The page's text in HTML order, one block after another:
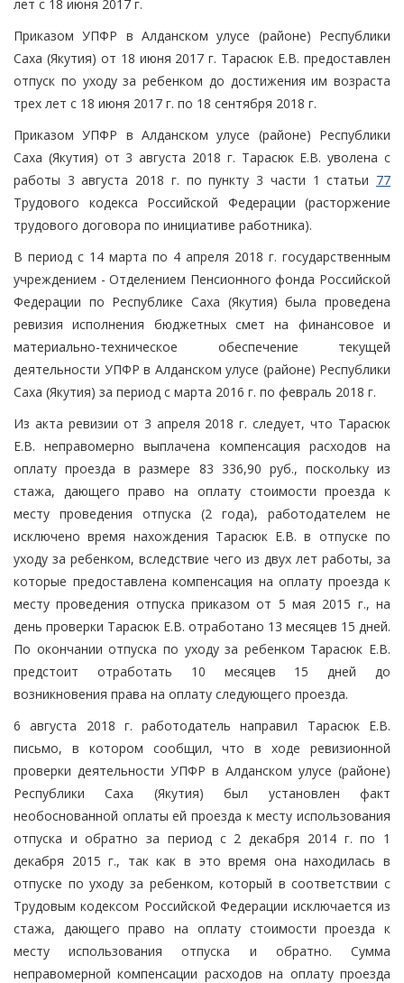
лет с 18 июня 2017 г.
Приказом УПФР в Алданском улусе (районе) Республики
Саха (Якутия) от 18 июня 2017 г. Тарасюк Е.В. предоставлен
отпуск по уходу за ребенком до достижения им возраста
трех лет с 18 июня 2017 г. по 18 сентября 2018 г.
Приказом УПФР в Алданском улусе (районе) Республики
Саха (Якутия) от 3 августа 2018 г. Тарасюк Е.В. уволена с
работы 3 августа 2018 г. по пункту 3 части 1 статьи 77
Трудового кодекса Российской Федерации (расторжение
трудового договора по инициативе работника).
В период с 14 марта по 4 апреля 2018 г. государственным
учреждением - Отделением Пенсионного фонда Российской
Федерации по Республике Саха (Якутия) была проведена
ревизия исполнения бюджетных смет на финансовое и
материально-техническое обеспечение текущей
деятельности УПФР в Алданском улусе (районе) Республики
Саха (Якутия) за период с марта 2016 г. по февраль 2018 г.
Из акта ревизии от 3 апреля 2018 г. следует, что Тарасюк
Е.В. неправомерно выплачена компенсация расходов на
оплату проезда в размере 83 336,90 руб., поскольку из
стажа, дающего право на оплату стоимости проезда к
месту проведения отпуска (2 года), работодателем не
исключено время нахождения Тарасюк Е.В. в отпуске по
уходу за ребенком, вследствие чего из двух лет работы, за
которые предоставлена компенсация на оплату проезда к
месту проведения отпуска приказом от 5 мая 2015 г., на
день проверки Тарасюк Е.В. отработано 13 месяцев 15 дней.
По окончании отпуска по уходу за ребенком Тарасюк Е.В.
предстоит отработать 10 месяцев 15 дней до
возникновения права на оплату следующего проезда.
6 августа 2018 г. работодатель направил Тарасюк Е.В.
письмо, в котором сообщил, что в ходе ревизионной
проверки деятельности УПФР в Алданском улусе (районе)
Республики Саха (Якутия) был установлен факт
необоснованной оплаты ей проезда к месту использования
отпуска и обратно за период с 2 декабря 2014 г. по 1
декабря 2015 г., так как в это время она находилась в
отпуске по уходу за ребенком, который в соответствии с
Трудовым кодексом Российской Федерации исключается из
стажа, дающего право на оплату стоимости проезда к
месту использования отпуска и обратно. Сумма
неправомерной компенсации расходов на оплату проезда